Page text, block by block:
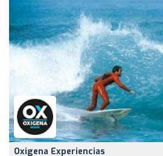
Oxigena Experiencias